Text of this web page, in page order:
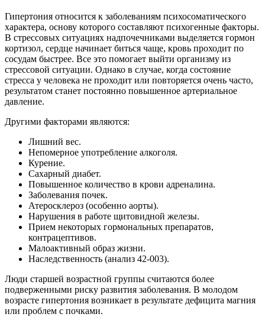
Гипертония относится к заболеваниям психосоматического
характера, основу которого составляют психогенные факторы.
В стрессовых ситуациях надпочечниками выделяется гормон
кортизол, сердце начинает биться чаще, кровь проходит по
сосудам быстрее. Все это помогает выйти организму из
стрессовой ситуации. Однако в случае, когда состояние
стресса у человека не проходит или повторяется очень часто,
результатом станет постоянно повышенное артериальное
давление.
Другими факторами являются:
Лишний вес.
Непомерное употребление алкоголя.
Курение.
Сахарный диабет.
Повышенное количество в крови адреналина.
Заболевания почек.
Атеросклероз (особенно аорты).
Нарушения в работе щитовидной железы.
Прием некоторых гормональных препаратов,
контрацептивов.
Малоактивный образ жизни.
Наследственность (анализ 42-003).
Люди старшей возрастной группы считаются более
подверженными риску развития заболевания. В молодом
возрасте гипертония возникает в результате дефицита магния
или проблем с почками.